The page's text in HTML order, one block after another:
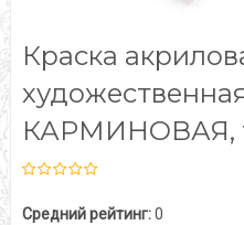
Краска
КАРМИНОВАЯ,
Средний рейтинг:0